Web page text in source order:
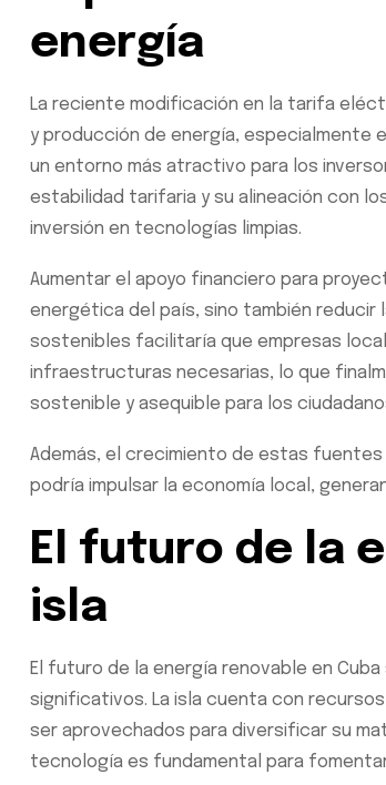
energía
La reciente modificación en la tarifa
y producción de energía, especialmente
un entorno más atractivo para los
estabilidad tarifaria y su alineación con
inversión en tecnologías limpias.
Aumentar el apoyo financiero para
energética del país, sino también
sostenibles facilitaría que empresas
infraestructuras necesarias, lo que
sostenible y asequible para los
Además, el crecimiento de estas
podría impulsar la economía local,
El futuro de la
isla
El futuro de la energía renovable en
significativos. La isla cuenta con
ser aprovechados para diversificar su
tecnología es fundamental para